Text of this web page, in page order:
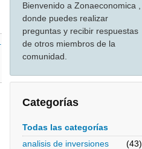
Bienvenido a Zonaeconomica ,
donde puedes realizar
preguntas y recibir respuestas
de otros miembros de la
comunidad.
Categorías
Todas las categorías
analisis de inversiones
(43)